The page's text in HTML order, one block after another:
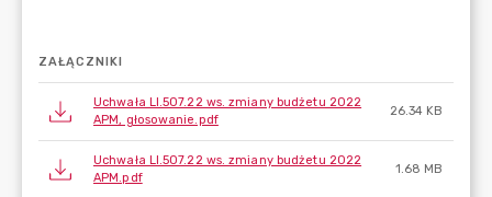
ZAŁĄCZNIKI
Uchwała LI.507.22 ws. zmiany budżetu 2022
APM, głosowanie.pdf
26.34 KB
Uchwała LI.507.22 ws. zmiany budżetu 2022
APM.pdf
1.68 MB